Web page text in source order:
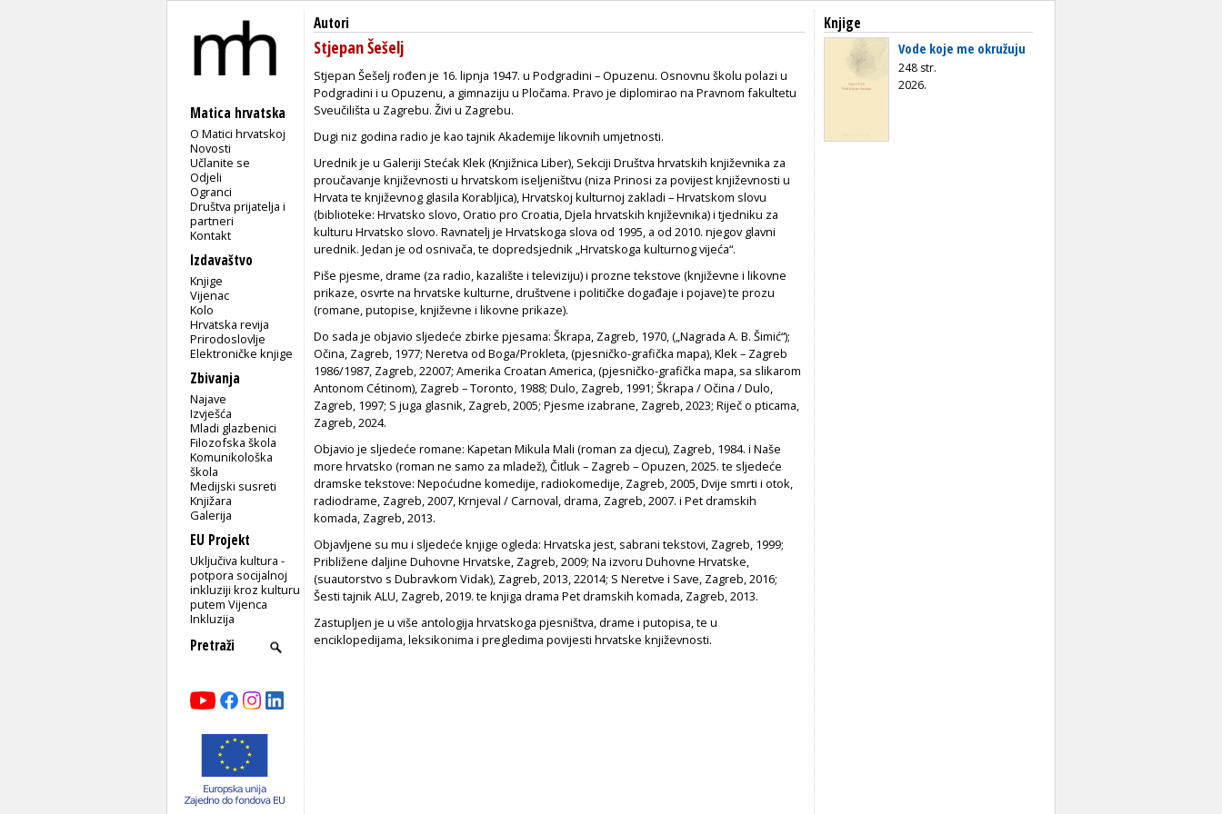
Matica hrvatska
O Matici hrvatskoj
Novosti
Učlanite se
Odjeli
Ogranci
Društva prijatelja i
partneri
Kontakt
Izdavaštvo
Knjige
Vijenac
Kolo
Hrvatska revija
Prirodoslovlje
Elektroničke knjige
Zbivanja
Najave
Izvješća
Mladi glazbenici
Filozofska škola
Komunikološka
škola
Medijski susreti
Knjižara
Galerija
EU Projekt
Uključiva kultura -
potpora socijalnoj
inkluziji kroz kulturu
putem Vijenca
Inkluzija
Autori
Stjepan Šešelj
Stjepan Šešelj rođen je 16. lipnja 1947. u Podgradini – Opuzenu. Osnovnu školu polazi u
Podgradini i u Opuzenu, a gimnaziju u Pločama. Pravo je diplomirao na Pravnom fakultetu
Sveučilišta u Zagrebu. Živi u Zagrebu.
Dugi niz godina radio je kao tajnik Akademije likovnih umjetnosti.
Urednik je u Galeriji Stećak Klek (Knjižnica Liber), Sekciji Društva hrvatskih književnika za
proučavanje književnosti u hrvatskom iseljeništvu (niza Prinosi za povijest književnosti u
Hrvata te književnog glasila Korabljica), Hrvatskoj kulturnoj zakladi – Hrvatskom slovu
(biblioteke: Hrvatsko slovo, Oratio pro Croatia, Djela hrvatskih književnika) i tjedniku za
kulturu Hrvatsko slovo. Ravnatelj je Hrvatskoga slova od 1995, a od 2010. njegov glavni
urednik. Jedan je od osnivača, te dopredsjednik „Hrvatskoga kulturnog vijeća“.
Piše pjesme, drame (za radio, kazalište i televiziju) i prozne tekstove (književne i likovne
prikaze, osvrte na hrvatske kulturne, društvene i političke događaje i pojave) te prozu
(romane, putopise, književne i likovne prikaze).
Do sada je objavio sljedeće zbirke pjesama: Škrapa, Zagreb, 1970, („Nagrada A. B. Šimić“);
Očina, Zagreb, 1977; Neretva od Boga/Prokleta, (pjesničko-grafička mapa), Klek – Zagreb
1986/1987, Zagreb, 22007; Amerika Croatan America, (pjesničko-grafička mapa, sa slikarom
Antonom Cétinom), Zagreb – Toronto, 1988; Dulo, Zagreb, 1991; Škrapa / Očina / Dulo,
Zagreb, 1997; S juga glasnik, Zagreb, 2005; Pjesme izabrane, Zagreb, 2023; Riječ o pticama,
Zagreb, 2024.
Objavio je sljedeće romane: Kapetan Mikula Mali (roman za djecu), Zagreb, 1984. i Naše
more hrvatsko (roman ne samo za mladež), Čitluk – Zagreb – Opuzen, 2025. te sljedeće
dramske tekstove: Nepoćudne komedije, radiokomedije, Zagreb, 2005, Dvije smrti i otok,
radiodrame, Zagreb, 2007, Krnjeval / Carnoval, drama, Zagreb, 2007. i Pet dramskih
komada, Zagreb, 2013.
Objavljene su mu i sljedeće knjige ogleda: Hrvatska jest, sabrani tekstovi, Zagreb, 1999;
Približene daljine Duhovne Hrvatske, Zagreb, 2009; Na izvoru Duhovne Hrvatske,
(suautorstvo s Dubravkom Vidak), Zagreb, 2013, 22014; S Neretve i Save, Zagreb, 2016;
Šesti tajnik ALU, Zagreb, 2019. te knjiga drama Pet dramskih komada, Zagreb, 2013.
Zastupljen je u više antologija hrvatskoga pjesništva, drame i putopisa, te u
enciklopedijama, leksikonima i pregledima povijesti hrvatske književnosti.
Knjige
Vode koje me okružuju
248 str.
2026.